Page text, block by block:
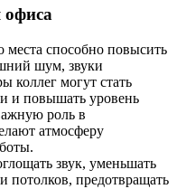
офиса
места способно повысить
шум, звуки
коллег могут стать
и повышать уровень
роль в
атмосферу
звук, уменьшать
потолков, предотвращать